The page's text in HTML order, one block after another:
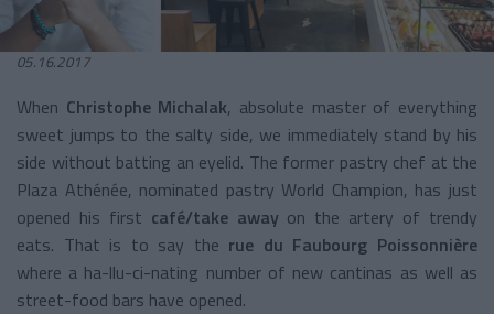
05.16.2017
When Christophe Michalak, absolute master of everything
sweet jumps to the salty side, we immediately stand by his
side without batting an eyelid. The former pastry chef at the
Plaza Athénée, nominated pastry World Champion, has just
opened his first café/take away on the artery of trendy
eats. That is to say the rue du Faubourg Poissonnière
where a ha-llu-ci-nating number of new cantinas as well as
street-food bars have opened.